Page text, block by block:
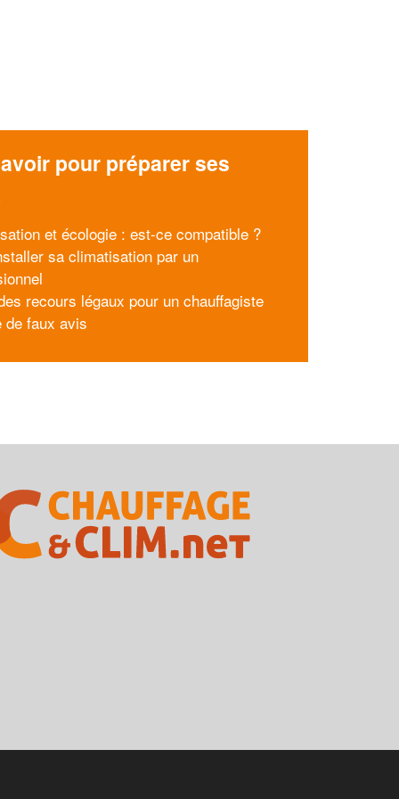
pour préparer ses
et écologie : est-ce compatible ?
sa climatisation par un
recours légaux pour un chauffagiste
de faux avis